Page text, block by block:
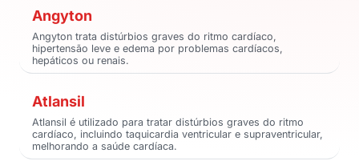
Angyton
Angyton trata distúrbios graves do ritmo cardíaco,
hipertensão leve e edema por problemas cardíacos,
hepáticos ou renais.
Atlansil
Atlansil é utilizado para tratar distúrbios graves do ritmo
cardíaco, incluindo taquicardia ventricular e supraventricular,
melhorando a saúde cardíaca.